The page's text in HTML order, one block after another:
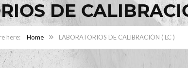
DE
Home LABORATORIOS DE CALIBRACIÓN ( LC )